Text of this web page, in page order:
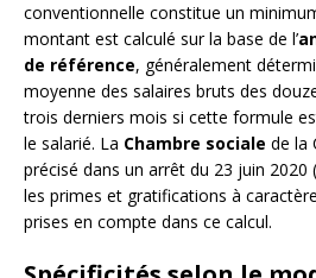
conventionnelle constitue un
montant est calculé sur la base de l’
de référence, généralement
moyenne des salaires bruts des
trois derniers mois si cette formule
le salarié. La Chambre sociale de la
précisé dans un arrêt du 23 juin 2020
les primes et gratifications à
prises en compte dans ce calcul.